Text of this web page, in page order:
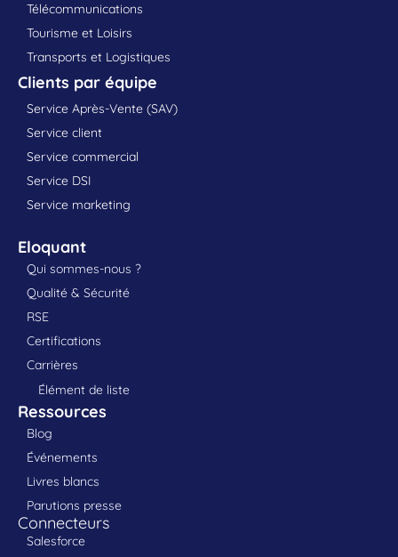
Télécommunications
Tourisme et Loisirs
Transports et Logistiques
Clients par équipe
Service Après-Vente (SAV)
Service client
Service commercial
Service DSI
Service marketing
Eloquant
Qui sommes-nous ?
Qualité & Sécurité
RSE
Certifications
Carrières
Élément de liste
Ressources
Blog
Événements
Livres blancs
Parutions presse
Connecteurs
Salesforce